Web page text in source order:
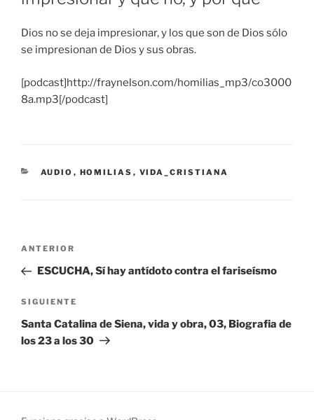
Dios no se deja impresionar, y los que son de Dios sólo
se impresionan de Dios y sus obras.
[podcast]http://fraynelson.com/homilias_mp3/co3000
8a.mp3[/podcast]
CATEGORÍAS
AUDIO , HOMILIAS , VIDA_CRISTIANA
Navegación
entradas
Entrada
anterior:
ANTERIOR
ESCUCHA, Sí hay antídoto contra el fariseísmo
Siguiente
entrada
SIGUIENTE
Santa Catalina de Siena, vida y obra, 03, Biografia de
los 23 a los 30